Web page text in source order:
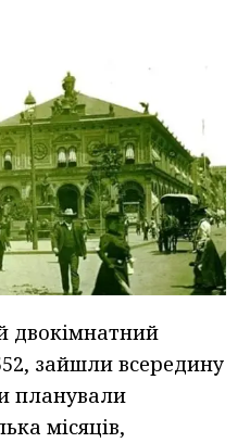
двокімнатний
зайшли всередину
планували
місяців,